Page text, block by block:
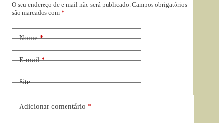
O seu endereço de e-mail não será publicado. Campos obrigatórios
são marcados com *
Nome*
E-mail*
Site
Adicionar comentário *